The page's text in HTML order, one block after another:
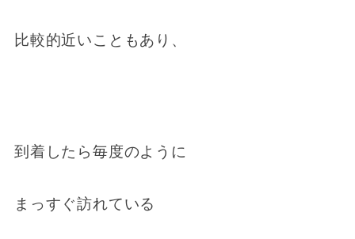
比較的近いこともあり、
到着したら毎度のように
まっすぐ訪れている